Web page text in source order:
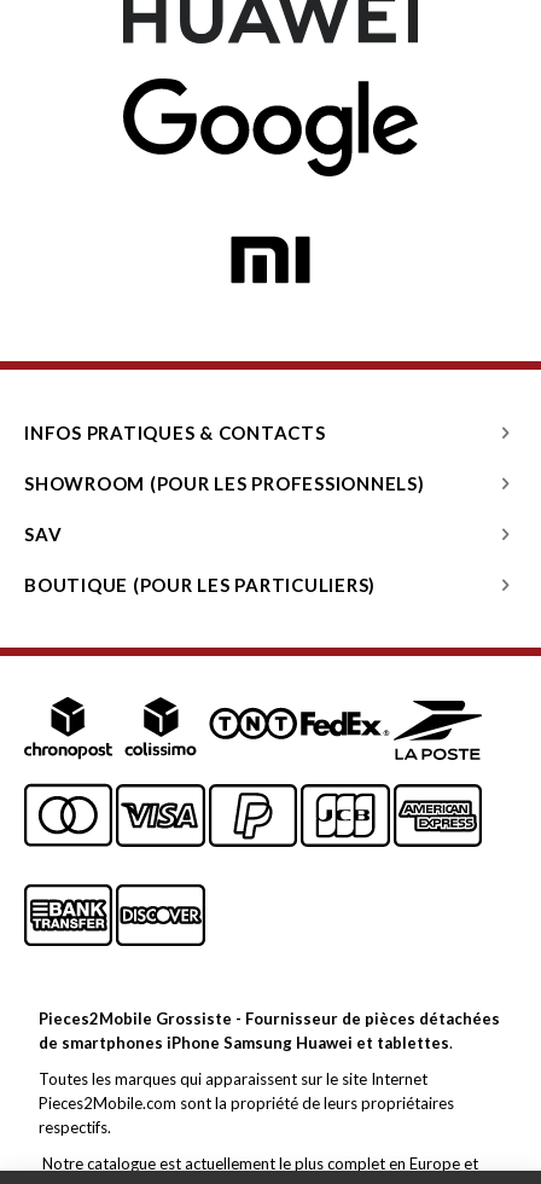
INFOS PRATIQUES & CONTACTS
SHOWROOM (POUR LES PROFESSIONNELS)
SAV
BOUTIQUE (POUR LES PARTICULIERS)
Pieces2Mobile Grossiste - Fournisseur de pièces détachées
de smartphones iPhone Samsung Huawei et tablettes.
Toutes les marques qui apparaissent sur le site Internet
Pieces2Mobile.com sont la propriété de leurs propriétaires
respectifs.
Notre catalogue est actuellement le plus complet en Europe et